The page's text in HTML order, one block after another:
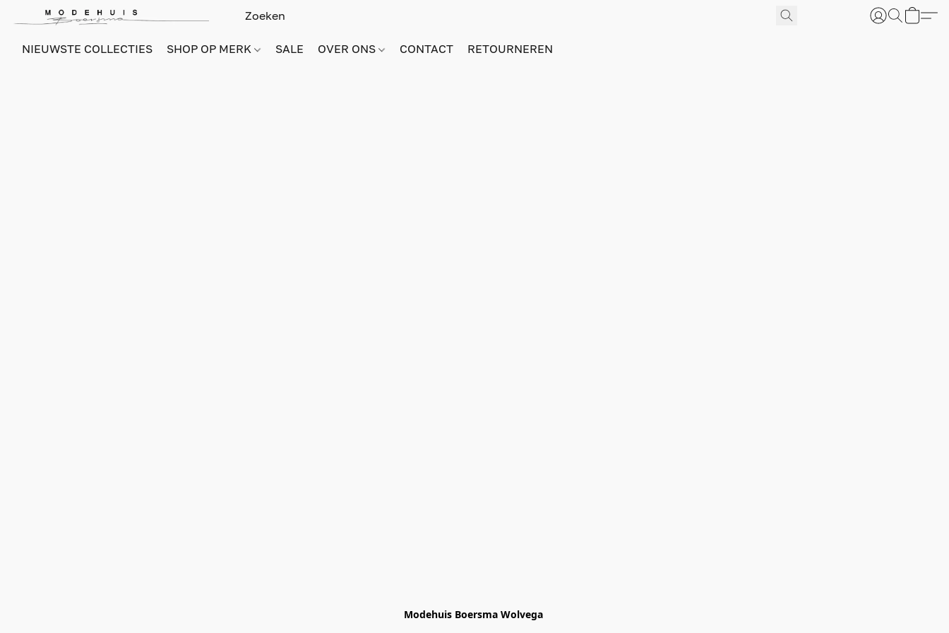
NIEUWSTE COLLECTIES SHOP OP MERK SALE OVER ONS CONTACT RETOURNEREN
Modehuis Boersma Wolvega